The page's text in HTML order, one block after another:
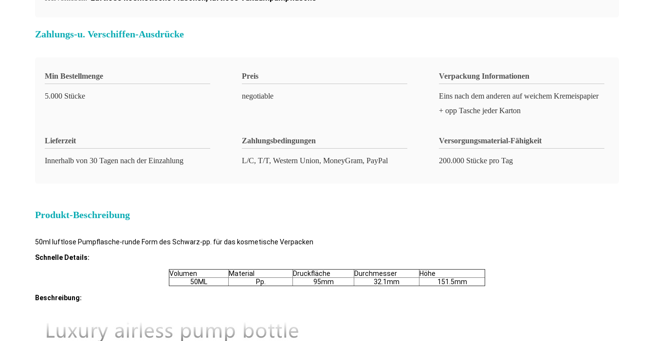
Zahlungs-u. Verschiffen-Ausdrücke
Min Bestellmenge
5.000 Stücke
Preis
negotiable
Verpackung Informationen
Eins nach dem anderen auf weichem Kremeispapier
+ opp Tasche jeder Karton
Lieferzeit
Innerhalb von 30 Tagen nach der Einzahlung
Zahlungsbedingungen
L/C, T/T, Western Union, MoneyGram, PayPal
Versorgungsmaterial-Fähigkeit
200.000 Stücke pro Tag
Produkt-Beschreibung
50ml luftlose Pumpflasche-runde Form des Schwarz-pp. für das kosmetische Verpacken
Schnelle Details:
Volumen Material Druckfläche Durchmesser
Höhe
50ML
Pp. 95mm 32.1mm 151.5mm
Beschreibung: